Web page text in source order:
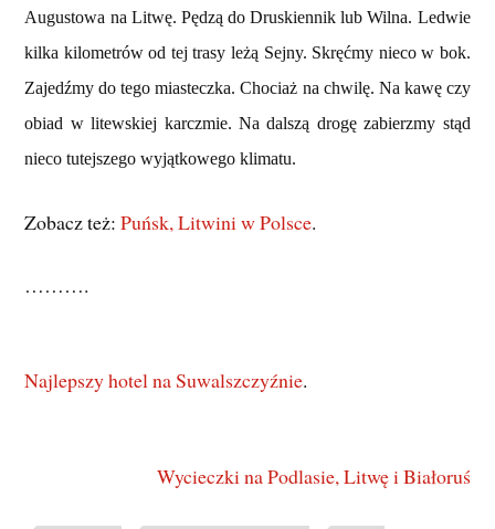
Augustowa na Litwę. Pędzą do Druskiennik lub Wilna. Ledwie
kilka kilometrów od tej trasy leżą Sejny. Skręćmy nieco w bok.
Zajedźmy do tego miasteczka. Chociaż na chwilę. Na kawę czy
obiad w litewskiej karczmie. Na dalszą drogę zabierzmy stąd
nieco tutejszego wyjątkowego klimatu.
Zobacz też:Puńsk, Litwini w Polsce.
……….
Najlepszy hotel na Suwalszczyźnie.
Wycieczki na Podlasie, Litwę i Białoruś